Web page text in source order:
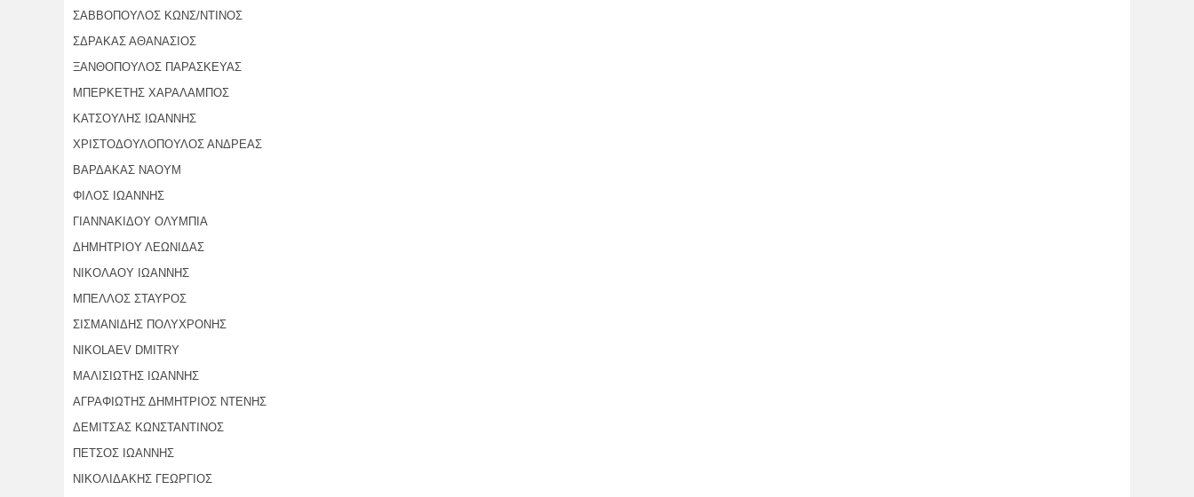
ΣΑΒΒΟΠΟΥΛΟΣ ΚΩΝΣ/ΝΤΙΝΟΣ
ΣΔΡΑΚΑΣ ΑΘΑΝΑΣΙΟΣ
ΞΑΝΘΟΠΟΥΛΟΣ ΠΑΡΑΣΚΕΥΑΣ
ΜΠΕΡΚΕΤΗΣ ΧΑΡΑΛΑΜΠΟΣ
ΚΑΤΣΟΥΛΗΣ ΙΩΑΝΝΗΣ
ΧΡΙΣΤΟΔΟΥΛΟΠΟΥΛΟΣ ΑΝΔΡΕΑΣ
ΒΑΡΔΑΚΑΣ ΝΑΟΥΜ
ΦΙΛΟΣ ΙΩΑΝΝΗΣ
ΓΙΑΝΝΑΚΙΔΟΥ ΟΛΥΜΠΙΑ
ΔΗΜΗΤΡΙΟΥ ΛΕΩΝΙΔΑΣ
ΝΙΚΟΛΑΟΥ ΙΩAΝΝΗΣ
ΜΠΕΛΛΟΣ ΣΤΑΥΡΟΣ
ΣΙΣΜΑΝΙΔΗΣ ΠΟΛΥΧΡΟΝΗΣ
NIKOLAEV DMITRY
ΜΑΛΙΣΙΩΤΗΣ ΙΩΑΝΝΗΣ
ΑΓΡΑΦΙΩΤΗΣ ΔΗΜΗΤΡΙΟΣ ΝΤΕΝΗΣ
ΔΕΜΙΤΣΑΣ ΚΩΝΣΤΑΝΤΙΝΟΣ
ΠΕΤΣΟΣ ΙΩΑΝΝΗΣ
ΝΙΚΟΛΙΔΑΚΗΣ ΓΕΩΡΓΙΟΣ